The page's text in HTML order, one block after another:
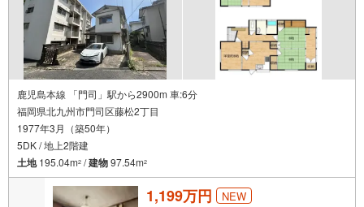
鹿児島本線 「門司」駅から2900m 車:6分
福岡県北九州市門司区藤松2丁目
1977年3月（築50年）
5DK / 地上2階建
土地195.04m2 /建物97.54m2
1,199万円 NEW